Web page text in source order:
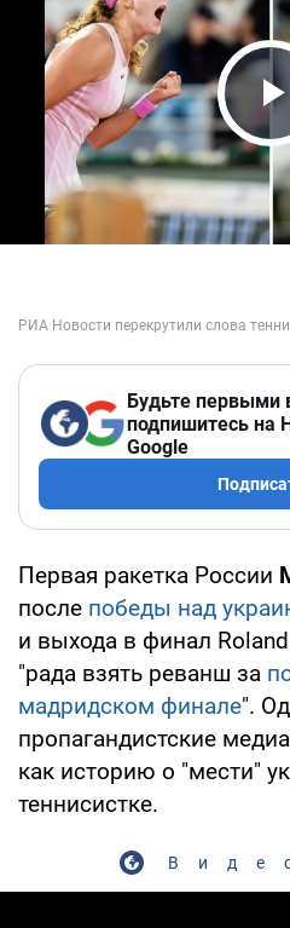
Будьте первыми
подпишитесь на
Google
Первая ракетка России
после победы над
и выхода в финал
"рада взять реванш за
мадридском финале".
пропагандистские
как историю о "мести"
теннисистке.